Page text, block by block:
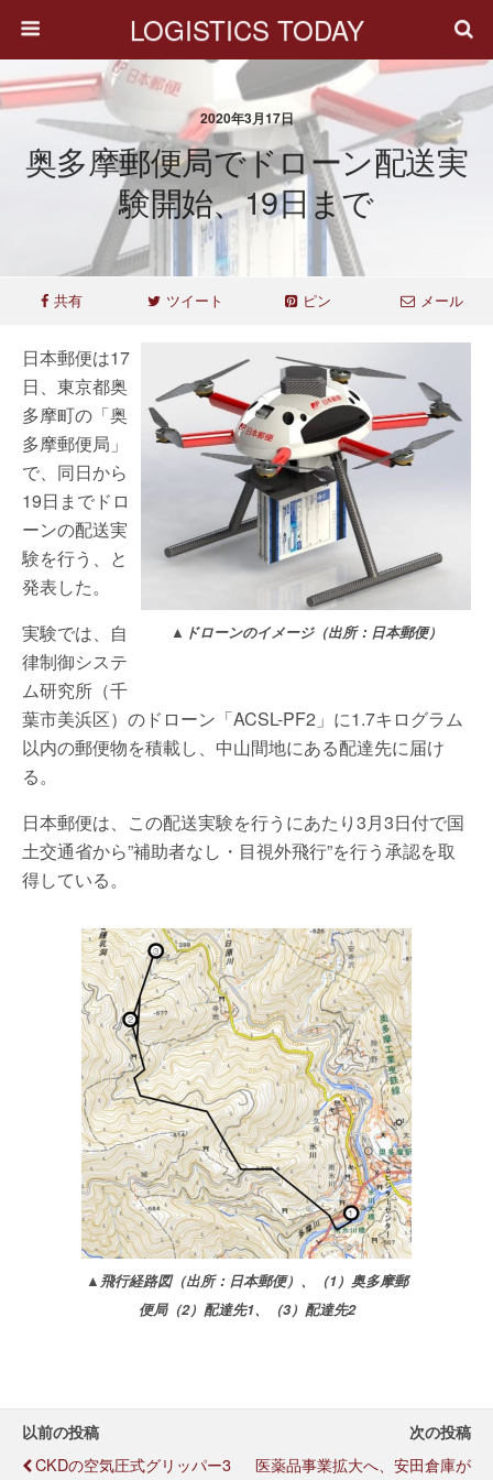
LOGISTICS TODAY
2020年3月17日
奥多摩郵便局でドローン配送実
験開始、19日まで
共有 ツイート ピン メール
▲ドローンのイメージ（出所：日本郵便）
日本郵便は17
日、東京都奥
多摩町の「奥
多摩郵便局」
で、同日から
19日までドロ
ーンの配送実
験を行う、と
発表した。
実験では、自
律制御システ
ム研究所（千
葉市美浜区）のドローン「ACSL-PF2」に1.7キログラム
以内の郵便物を積載し、中山間地にある配達先に届け
る。
日本郵便は、この配送実験を行うにあたり3月3日付で国
土交通省から”補助者なし・目視外飛行”を行う承認を取
得している。
▲飛行経路図（出所：日本郵便）、（1）奥多摩郵
便局（2）配達先1、（3）配達先2
以前の投稿
CKDの空気圧式グリッパー3
次の投稿
医薬品事業拡大へ、安田倉庫が